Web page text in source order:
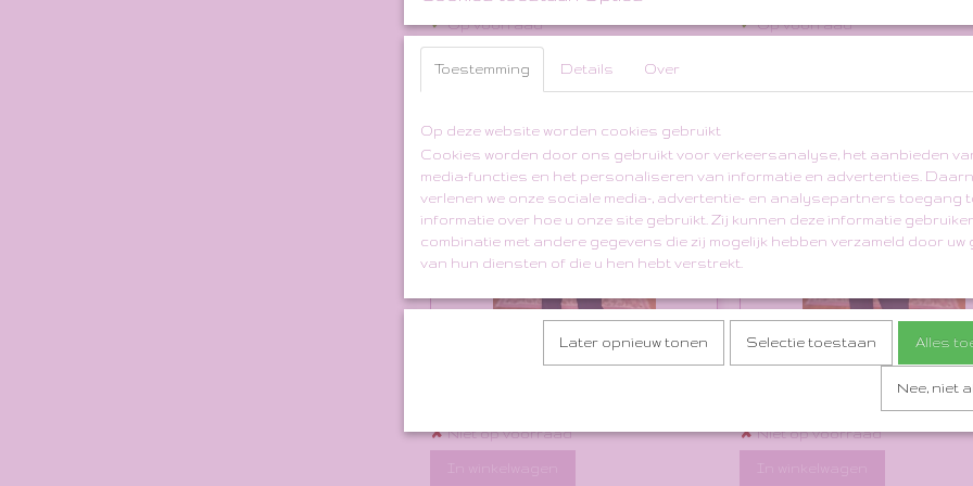
✓Op voorraad
✓Op voorraad
SOLD
Black / Gold Glitter Knit
✘Niet op voorraad
Black Gold Sequin Beaded
Cardigan
✘Niet op voorraad
Toestemming Details Over
Op deze website worden cookies gebruikt
Cookies worden door ons gebruikt voor verkeersanalyse, het aanbieden
media-functies en het personaliseren van informatie en advertenties.
verlenen we onze sociale media-, advertentie- en analysepartners toegang
informatie over hoe u onze site gebruikt. Zij kunnen deze informatie
combinatie met andere gegevens die zij mogelijk hebben verzameld door uw
van hun diensten of die u hen hebt verstrekt.
Later opnieuw tonen Selectie toestaan Alles
Nee, niet